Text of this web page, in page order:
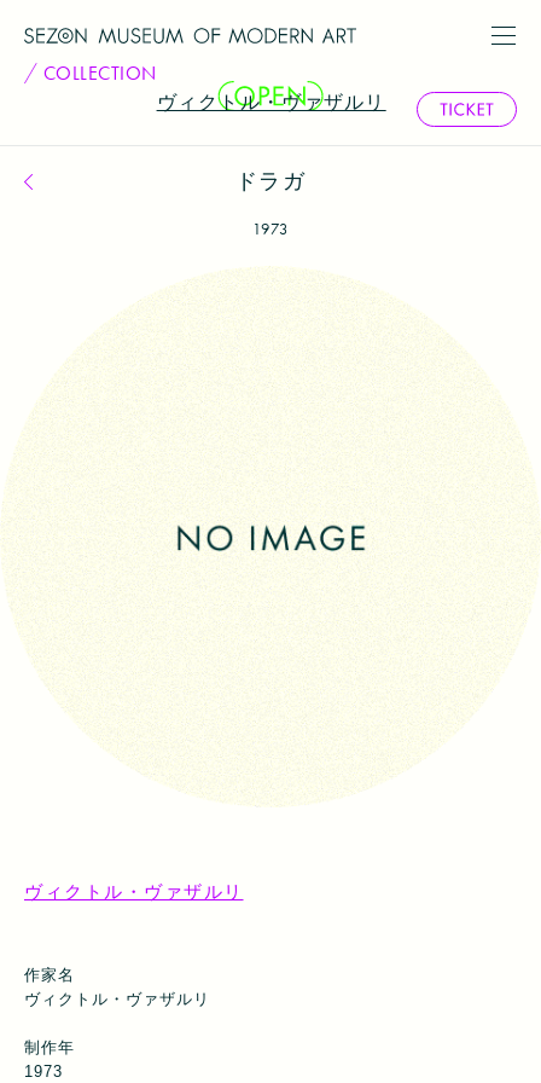
COLLECTION
ヴィクトル・ヴァザルリ
コレクション一覧へ戻るドラガ
1973
ヴィクトル・ヴァザルリ
作家名
ヴィクトル・ヴァザルリ
制作年
1973